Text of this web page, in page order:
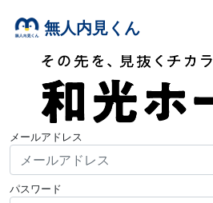
無人内見くん
メールアドレス
パスワード